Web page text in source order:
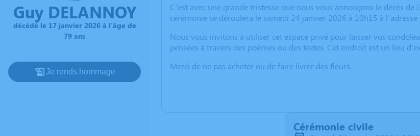
Guy DELANNOY
décédé le 17 janvier 2026 à l'âge de
79 ans
Je rends hommage
C’est avec une grande tristesse que nous vous annonçons le décès
cérémonie se déroulera le samedi 24 janvier 2026 à 10h15 à
Nous vous invitons à utiliser cet espace privé pour laisser vos
pensées à travers des poèmes ou des textes. Cet endroit est un lieu
Merci de ne pas acheter ou de faire livrer des fleurs.
Cérémonie civile